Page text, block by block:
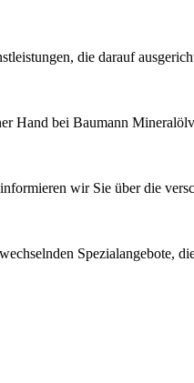
die darauf
Hand bei Baumann
wir Sie über die
Spezialangebote,